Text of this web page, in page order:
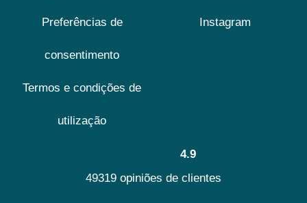
Preferências de
consentimento
Termos e condições de
utilização
Instagram
4.9
49319 opiniões de clientes